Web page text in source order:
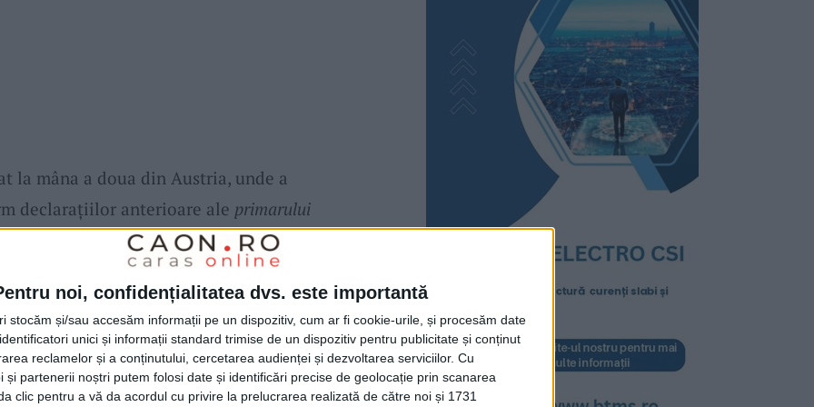
noi, confidențialitatea dvs. este importantă
stocăm și/sau accesăm informații pe un dispozitiv, cum ar fi cookie-urile, și procesăm date
unici și informații standard trimise de un dispozitiv pentru publicitate și conținut
reclamelor și a conținutului, cercetarea audienței și dezvoltarea serviciilor. Cu
și partenerii noștri putem folosi date și identificări precise de geolocație prin scanarea
clic pentru a vă da acordul cu privire la prelucrarea realizată de către noi și 1731
la mâna a doua din Austria, unde a
declarațiilor anterioare ale primarului
aproximativ 250.000 de euro și
parc de aventură menit să crească
Bârzavapentru tineri. În aceeași zonă,
uneitiroliene,a unui punct debungee
, conturând astfel un pol de agrement